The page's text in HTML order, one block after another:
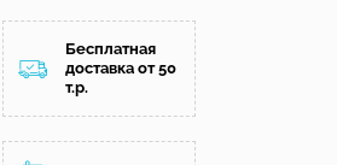
Бесплатная
доставка от 50
т.р.